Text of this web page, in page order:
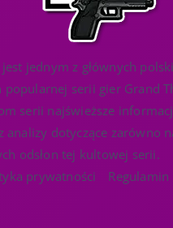
jest jednym z głównych
popularnej serii gier Grand
serii najświeższe
analizy dotyczące zarówno
odsłon tej kultowej serii.
prywatności Regulamin